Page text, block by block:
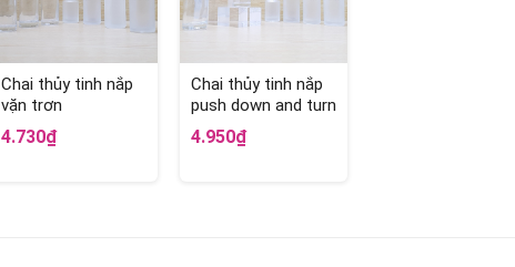
Chai thủy tinh nắp
vặn trơn
4.730₫
Chai thủy tinh nắp
push down and turn
sọc
4.950₫